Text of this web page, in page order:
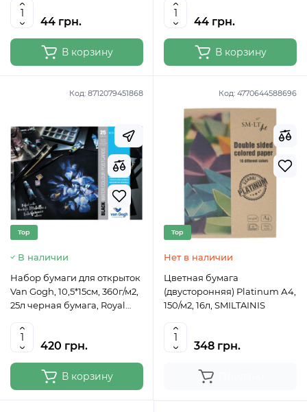
44 грн.
В корзину
44 грн.
В корзину
Код: 8712079451868
Top
В наличии
Набор бумаги для открыток
Van Gogh, 10,5*15см, 360г/м2,
25л черная бумага, Royal
420 грн.
В корзину
Код: 4770644588696
Top
Нет в наличии
Цветная бумага
(двусторонняя) Platinum А4,
150/м2, 16л, SMILTAINIS
348 грн.